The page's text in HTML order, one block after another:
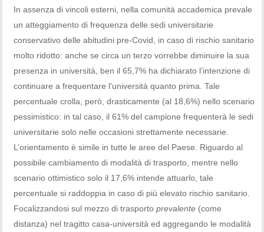
In assenza di vincoli esterni, nella comunità accademica prevale
un atteggiamento di frequenza delle sedi universitarie
conservativo delle abitudini pre-Covid, in caso di rischio sanitario
molto ridotto: anche se circa un terzo vorrebbe diminuire la sua
presenza in università, ben il 65,7% ha dichiarato l’intenzione di
continuare a frequentare l’università quanto prima. Tale
percentuale crolla, però, drasticamente (al 18,6%) nello scenario
pessimistico: in tal caso, il 61% del campione frequenterà le sedi
universitarie solo nelle occasioni strettamente necessarie.
L’orientamento è simile in tutte le aree del Paese. Riguardo al
possibile cambiamento di modalità di trasporto, mentre nello
scenario ottimistico solo il 17,6% intende attuarlo, tale
percentuale si raddoppia in caso di più elevato rischio sanitario.
Focalizzandosi sul mezzo di trasportoprevalente (come
distanza) nel tragitto casa-università ed aggregando le modalità